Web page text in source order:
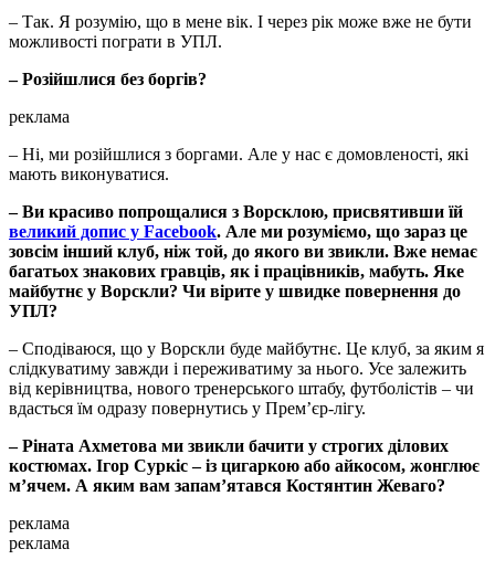
– Так. Я розумію, що в мене вік. І через рік може вже не бути
можливості пограти в УПЛ.
– Розійшлися без боргів?
реклама
– Ні, ми розійшлися з боргами. Але у нас є домовленості, які
мають виконуватися.
– Ви красиво попрощалися з Ворсклою, присвятивши їй
великий допис у Facebook. Але ми розуміємо, що зараз це
зовсім інший клуб, ніж той, до якого ви звикли. Вже немає
багатьох знакових гравців, як і працівників, мабуть. Яке
майбутнє у Ворскли? Чи вірите у швидке повернення до
УПЛ?
– Сподіваюся, що у Ворскли буде майбутнє. Це клуб, за яким я
слідкуватиму завжди і переживатиму за нього. Усе залежить
від керівництва, нового тренерського штабу, футболістів – чи
вдасться їм одразу повернутись у Прем’єр-лігу.
– Ріната Ахметова ми звикли бачити у строгих ділових
костюмах. Ігор Суркіс – із цигаркою або айкосом, жонглює
м’ячем. А яким вам запам’ятався Костянтин Жеваго?
реклама
реклама